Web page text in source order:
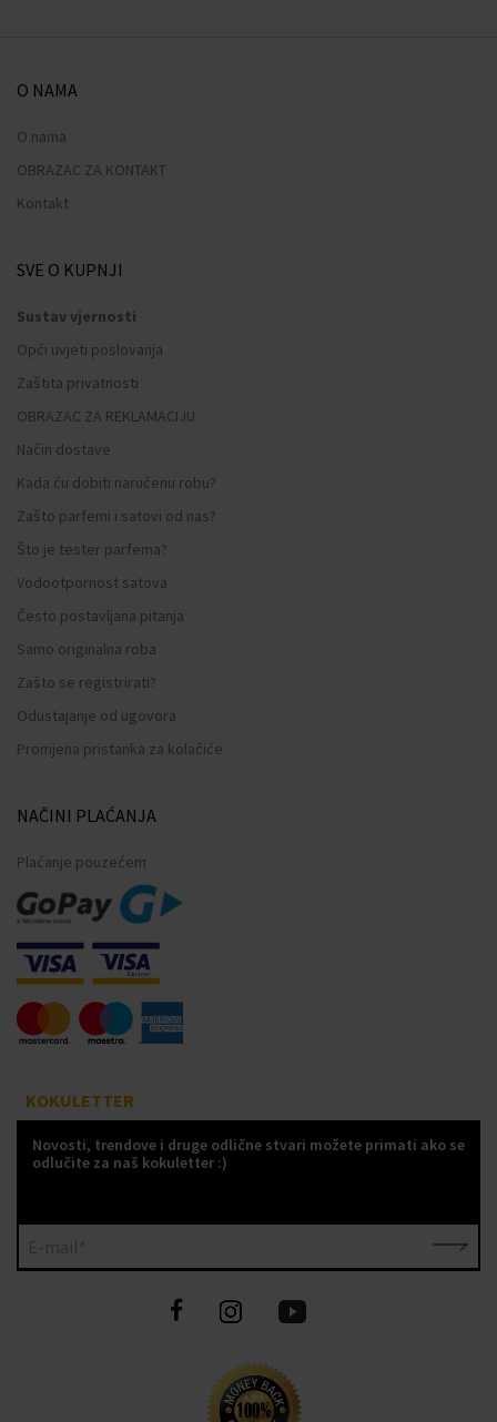
O NAMA
O nama
OBRAZAC ZA KONTAKT
Kontakt
SVE O KUPNJI
Sustav vjernosti
Opći uvjeti poslovanja
Zaštita privatnosti
OBRAZAC ZA REKLAMACIJU
Način dostave
Kada ću dobiti naručenu robu?
Zašto parfemi i satovi od nas?
Što je tester parfema?
Vodootpornost satova
Često postavljana pitanja
Samo originalna roba
Zašto se registrirati?
Odustajanje od ugovora
Promjena pristanka za kolačiće
NAČINI PLAĆANJA
Plaćanje pouzećem
KOKULETTER
Novosti, trendove i druge odlične stvari možete primati ako se
odlučite za naš kokuletter :)